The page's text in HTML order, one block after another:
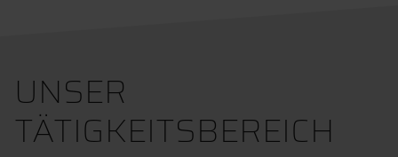
UNSER
TÄTIGKEITSBEREICH